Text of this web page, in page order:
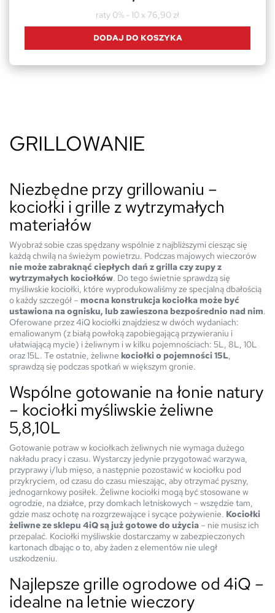
raty 0% - 10 x 76,90 zł
DODAJ DO KOSZYKA
GRILLOWANIE
Niezbędne przy grillowaniu –
kociołki i grille z wytrzymałych
materiałów
Wyobraź sobie czas spędzany wspólnie z najbliższymi ciesząc się
każdą chwilą na świeżym powietrzu. Podczas majowych wieczorów
nie może zabraknąć ciepłych dań z grilla czy zupy z
wytrzymałych kociołków. Do tego świetnie sprawdzą się
myśliwskie kociołki, które wyprodukowaliśmy ze specjalną dbałością
o każdy szczegół – mocna konstrukcja kociołka może być
ustawiona na ognisku, lub zawieszona bezpośrednio nad nim.
Oferowane przez 4iQ kociołki znajdziesz w dwóch wydaniach:
emaliowanym (z białą powłoką zapobiegającą przywieraniu i
ułatwiającą mycie) i żeliwnym i w kilku pojemnościach: 5L, 8L, 10L
oraz 15L. Te ostatnie, żeliwne kociołki o pojemności 15L,
sprawdzą się podczas spotkań w większym gronie.
Wspólne gotowanie na łonie natury
– kociołki myśliwskie żeliwne
5,8,10L
Gotowanie potraw w kociołkach żeliwnych nie wymaga dużego
nakładu pracy i czasu. Wystarczy jedynie przygotować warzywa,
przyprawy i/lub mięso, a następnie pozostawić w kociołku pod
przykryciem, od czasu do czasu mieszając, aby otrzymać pyszny,
jednogarnkowy posiłek. Żeliwne kociołki mogą być stosowane w
ogrodzie, na działce, przy domkach letniskowych – wszędzie tam,
gdzie masz ochotę na rozgrzewające i sycące pożywienie. Kociołki
żeliwne ze sklepu 4iQ są już gotowe do użycia – nie musisz ich
przepalać. Kociołki myśliwskie dostarczamy w zabezpieczonych
kartonach dbając o to, aby żaden z elementów nie uległ
uszkodzeniu.
Najlepsze grille ogrodowe od 4iQ –
idealne na letnie wieczory